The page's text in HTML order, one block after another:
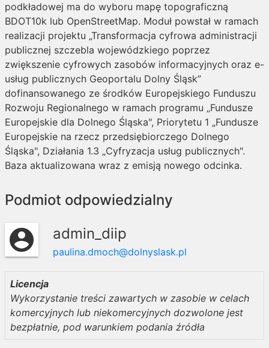
podkładowej ma do wyboru mapę topograficzną
BDOT10k lub OpenStreetMap. Moduł powstał w ramach
realizacji projektu „Transformacja cyfrowa administracji
publicznej szczebla wojewódzkiego poprzez
zwiększenie cyfrowych zasobów informacyjnych oraz e-
usług publicznych Geoportalu Dolny Śląsk”
dofinansowanego ze środków Europejskiego Funduszu
Rozwoju Regionalnego w ramach programu „Fundusze
Europejskie dla Dolnego Śląska", Priorytetu 1 „Fundusze
Europejskie na rzecz przedsiębiorczego Dolnego
Śląska", Działania 1.3 „Cyfryzacja usług publicznych".
Baza aktualizowana wraz z emisją nowego odcinka.
Podmiot odpowiedzialny
account_circle admin_diip
paulina.dmoch@dolnyslask.pl
Licencja
Wykorzystanie treści zawartych w zasobie w celach
komercyjnych lub niekomercyjnych dozwolone jest
bezpłatnie, pod warunkiem podania źródła